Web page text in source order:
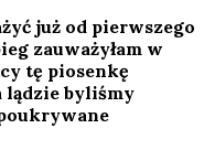
już od pierwszego
zauważyłam w
tę piosenkę
lądzie byliśmy